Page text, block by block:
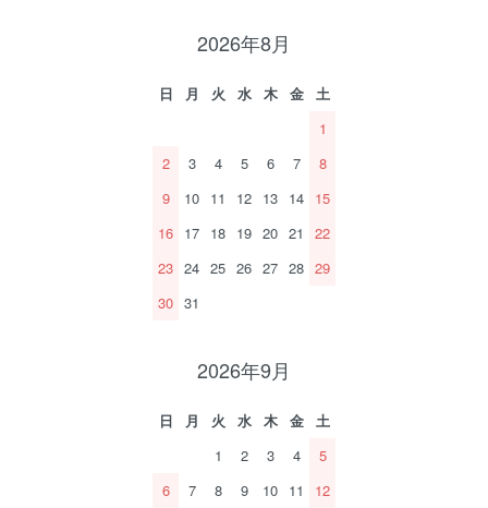
2026年8月
日 月 火 水 木 金
土
1
2
3 4 5 6 7
8
9
10 11 12 13 14 15
16 17 18 19 20 21
22
23 24 25 26 27 28 29
30 31
2026年9月
日 月 火 水 木 金
土
1
2 3 4
5
6
7 8 9 10 11
12